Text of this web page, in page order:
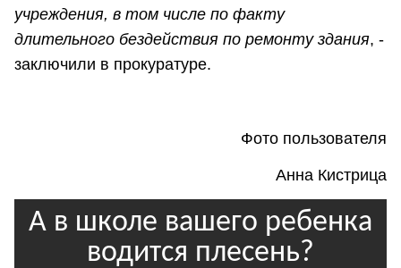
учреждения, в том числе по факту
длительного бездействия по ремонту здания, -
заключили в прокуратуре.
Фото пользователя
Анна Кистрица